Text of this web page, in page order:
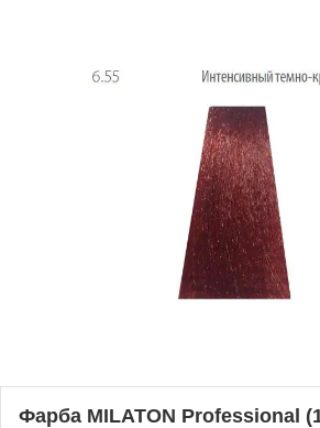
Фарба MILATON Professional